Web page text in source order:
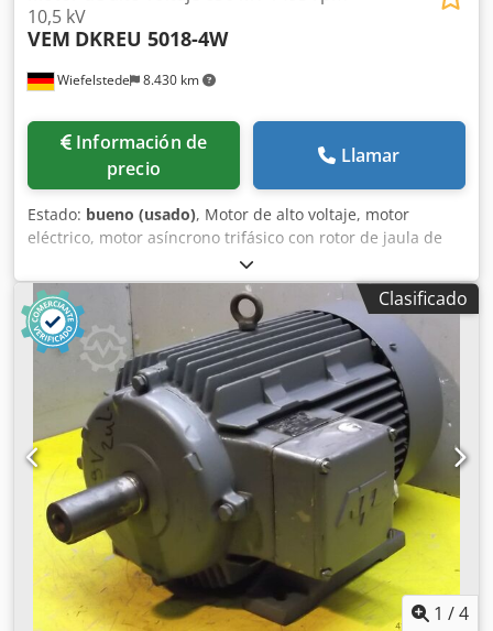
Wiefelstede 8.430 km
10,5 kV
VEM DKREU 5018-4W
Información de
precio
Llamar
Estado: bueno (usado), Motor de alto voltaje, motor
eléctrico, motor asíncrono trifásico con rotor de jaula de
ardilla -Potencia: 630 kW Dcjdjvvmn Uspfx Afmok -Voltaje:
10500 V -Velocidad: 1493 rpm -Eje: Ø 65 x 140 mm -Diseño:
B3 -Clase de protección: IP 54 -Documentación: toda
disponible -Cantidad: 1 pieza disponible -Dimensiones:
2440/1885/H1500 mm -Peso: 5000 kg
Clasificado
1 /4